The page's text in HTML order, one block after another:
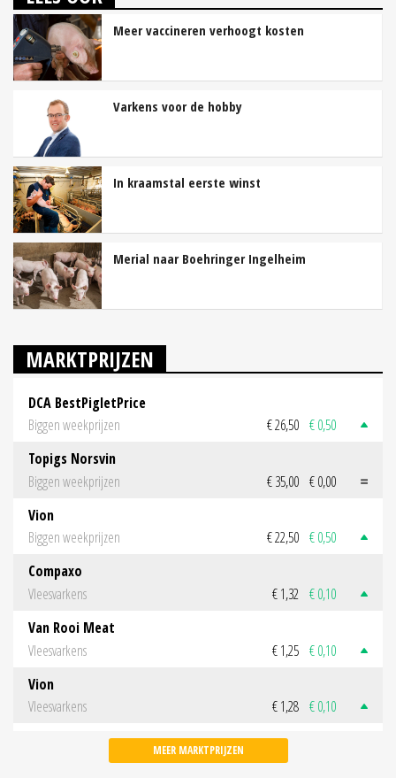
Meer vaccineren verhoogt kosten
Varkens voor de hobby
In kraamstal eerste winst
Merial naar Boehringer Ingelheim
MARKTPRIJZEN
DCA BestPigletPrice
Biggen weekprijzen
€ 26,50 € 0,50
Topigs Norsvin
Biggen weekprijzen
€ 35,00 € 0,00
Vion
Biggen weekprijzen
€ 22,50 € 0,50
Compaxo
Vleesvarkens
€ 1,32 € 0,10
Van Rooi Meat
Vleesvarkens
€ 1,25 € 0,10
Vion
Vleesvarkens
€ 1,28 € 0,10
MEER MARKTPRIJZEN